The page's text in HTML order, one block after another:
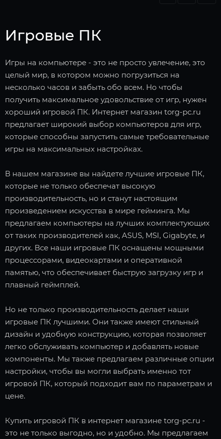
Игровые ПК
Игры на компьютере - это не просто увлечение, это
целый мир, в котором можно погрузиться на
несколько часов и забыть обо всем. Но чтобы
получить максимальное удовольствие от игр, нужен
хороший игровой ПК. Интернет магазин torg-pc.ru
предлагает широкий выбор компьютеров для игр,
которые способны запустить самые требовательные
игры на максимальных настройках.
В нашем магазине вы найдете лучшие игровые ПК,
которые не только обеспечат высокую
производительность, но и станут настоящим
произведением искусства в мире гейминга. Мы
предлагаем компьютеры на лучших комплектующих
от таких производителей как, ASUS, MSI, Gigabyte, и
других. Все наши игровые ПК оснащены мощными
процессорами, видеокартами и оперативной
памятью, что обеспечивает быструю загрузку игр и
плавный геймплей.
Но не только производительность делает наши
игровые ПК лучшими. Они также имеют стильный
дизайн и удобную конструкцию, которая позволяет
легко обслуживать компьютер и добавлять новые
компоненты. Мы также предлагаем различные опции
настройки, чтобы вы могли выбрать именно тот
игровой ПК, который подходит вам по параметрам и
цене.
Купить игровой ПК в интернет магазине torg-pc.ru -
это не только выгодно, но и удобно. Мы предлагаем